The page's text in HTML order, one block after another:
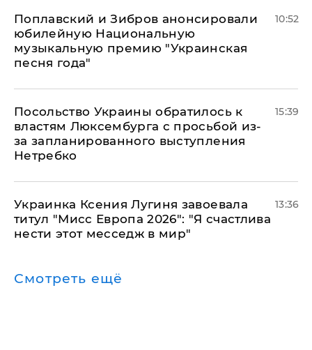
Поплавский и Зибров анонсировали
юбилейную Национальную
музыкальную премию "Украинская
песня года"
10:52
Посольство Украины обратилось к
властям Люксембурга с просьбой из-
за запланированного выступления
Нетребко
15:39
Украинка Ксения Лугиня завоевала
титул "Мисс Европа 2026": "Я счастлива
нести этот месседж в мир"
13:36
Смотреть ещё